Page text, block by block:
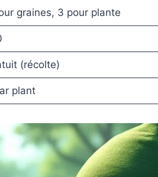
graines, 3 pour plante
(récolte)
plant